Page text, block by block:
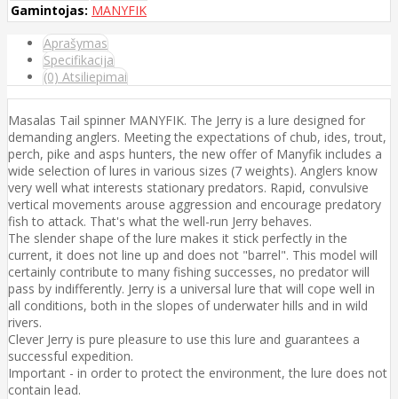
Gamintojas: MANYFIK
Aprašymas
Specifikacija
(0) Atsiliepimai
Masalas Tail spinner MANYFIK. The Jerry is a lure designed for
demanding anglers. Meeting the expectations of chub, ides, trout,
perch, pike and asps hunters, the new offer of Manyfik includes a
wide selection of lures in various sizes (7 weights). Anglers know
very well what interests stationary predators. Rapid, convulsive
vertical movements arouse aggression and encourage predatory
fish to attack. That's what the well-run Jerry behaves.
The slender shape of the lure makes it stick perfectly in the
current, it does not line up and does not "barrel". This model will
certainly contribute to many fishing successes, no predator will
pass by indifferently. Jerry is a universal lure that will cope well in
all conditions, both in the slopes of underwater hills and in wild
rivers.
Clever Jerry is pure pleasure to use this lure and guarantees a
successful expedition.
Important - in order to protect the environment, the lure does not
contain lead.